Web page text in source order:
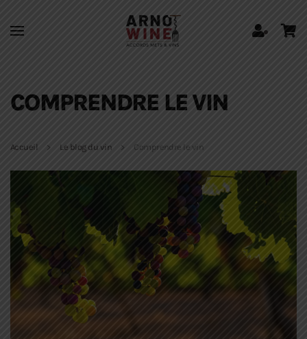
Skip to main content
COMPRENDRE LE VIN
Accueil Le blog du vin Comprendre le vin